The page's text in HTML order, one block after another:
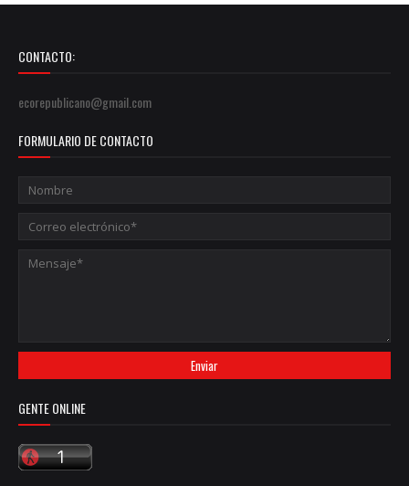
CONTACTO:
ecorepublicano@gmail.com
FORMULARIO DE CONTACTO
GENTE ONLINE